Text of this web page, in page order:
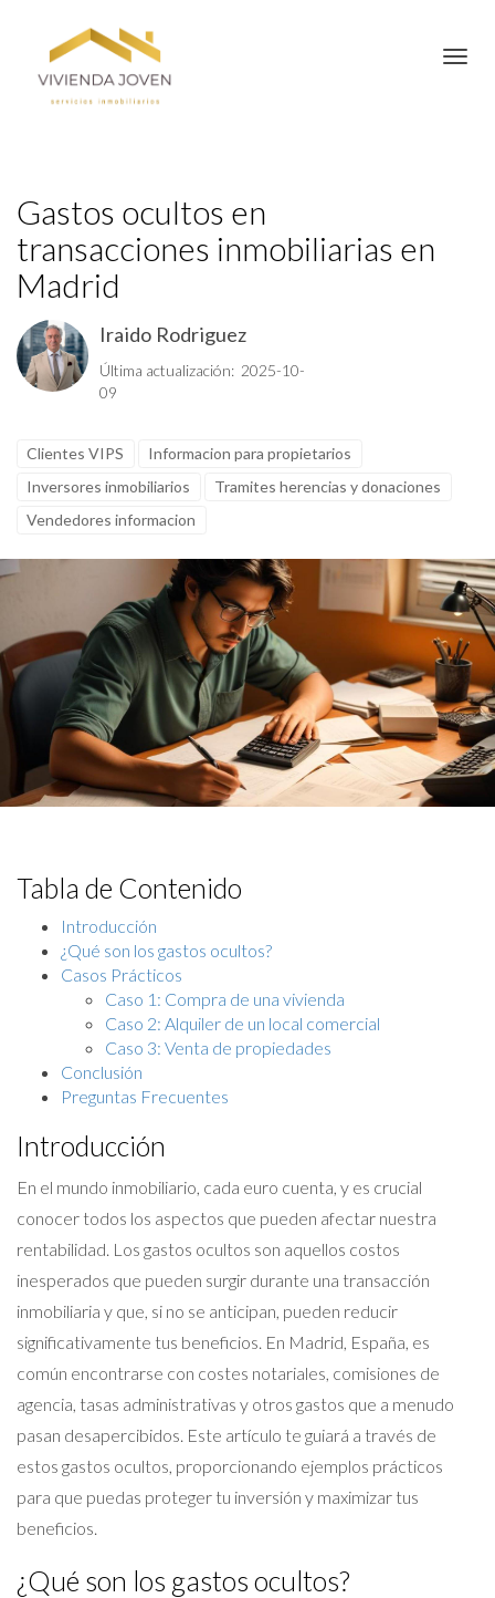
Gastos ocultos en
transacciones inmobiliarias en
Madrid
Iraido Rodriguez
Última actualización: 2025-10-
09
Clientes VIPS
Informacion para propietarios
Inversores inmobiliarios
Tramites herencias y donaciones
Vendedores informacion
Tabla de Contenido
Introducción
¿Qué son los gastos ocultos?
Casos Prácticos
Caso 1: Compra de una vivienda
Caso 2: Alquiler de un local comercial
Caso 3: Venta de propiedades
Conclusión
Preguntas Frecuentes
Introducción
En el mundo inmobiliario, cada euro cuenta, y es crucial
conocer todos los aspectos que pueden afectar nuestra
rentabilidad. Los gastos ocultos son aquellos costos
inesperados que pueden surgir durante una transacción
inmobiliaria y que, si no se anticipan, pueden reducir
significativamente tus beneficios. En Madrid, España, es
común encontrarse con costes notariales, comisiones de
agencia, tasas administrativas y otros gastos que a menudo
pasan desapercibidos. Este artículo te guiará a través de
estos gastos ocultos, proporcionando ejemplos prácticos
para que puedas proteger tu inversión y maximizar tus
beneficios.
¿Qué son los gastos ocultos?